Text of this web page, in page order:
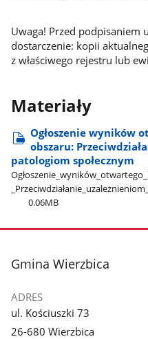
Uwaga! Przed podpisaniem
dostarczenie: kopii
z właściwego rejestru lub
Materiały
Ogłoszenie wyników
obszaru:
patologiom społecznym
0.06MB
stopka
Gmina Wierzbica
ADRES
ul. Kościuszki 73
26-680 Wierzbica